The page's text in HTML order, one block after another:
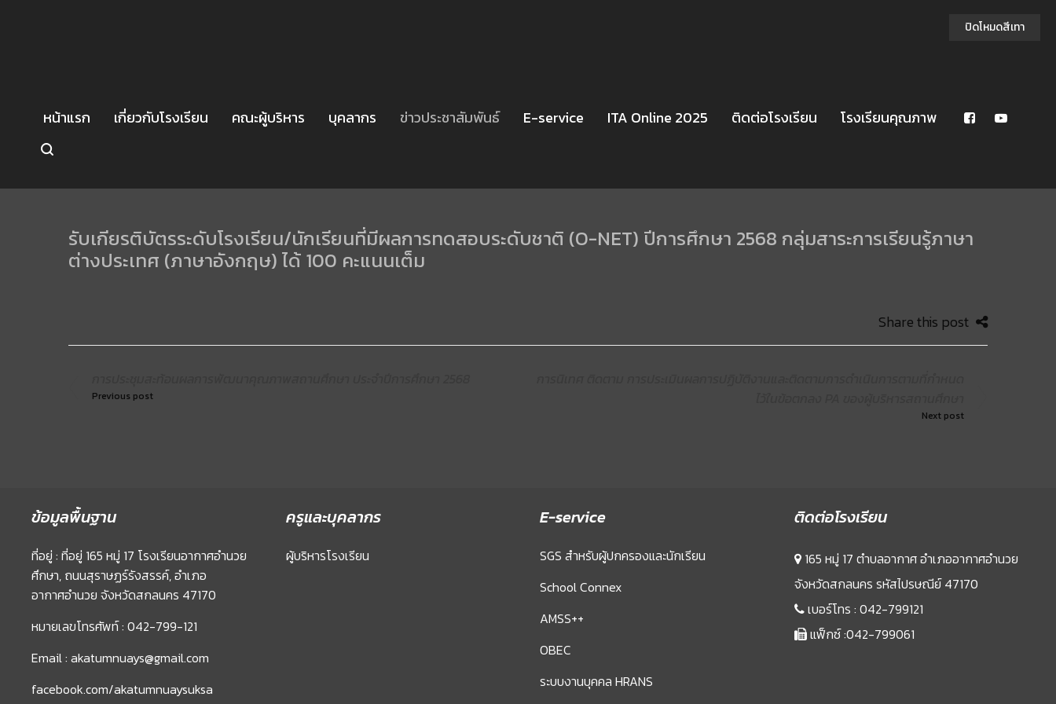
หน้าแรก เกี่ยวกับโรงเรียน คณะผู้บริหาร บุคลากร ข่าวประชาสัมพันธ์ E-service ITA Online 2025 ติดต่อโรงเรียน โรงเรียนคุณภาพ
รับเกียรติบัตรระดับโรงเรียน/นักเรียนที่มีผลการทดสอบระดับชาติ (O-NET) ปีการศึกษา 2568 กลุ่มสาระการเรียนรู้ภาษา
ต่างประเทศ (ภาษาอังกฤษ) ได้ 100 คะแนนเต็ม
Share this post
Previous post
Next post
ข้อมูลพื้นฐาน
ที่อยู่ : ที่อยู่ 165 หมู่ 17 โรงเรียนอากาศอำนวย
ศึกษา, ถนนสุราษฏร์รังสรรค์, อำเภอ
อากาศอำนวย จังหวัดสกลนคร 47170
หมายเลขโทรศัพท์ : 042-799-121
Email : akatumnuays@gmail.com
facebook.com/akatumnuaysuksa
ครูและบุคลากร
ผู้บริหารโรงเรียน
E-service
SGS สำหรับผู้ปกครองและนักเรียน
School Connex
AMSS++
OBEC
ระบบงานบุคคล HRANS
ติดต่อโรงเรียน
165 หมู่ 17 ตำบลอากาศ อำเภออากาศอำนวย
จังหวัดสกลนคร รหัสไปรษณีย์ 47170
เบอร์โทร : 042-799121
แฟ็กซ์ :042-799061
ปิดโหมดสีเทา